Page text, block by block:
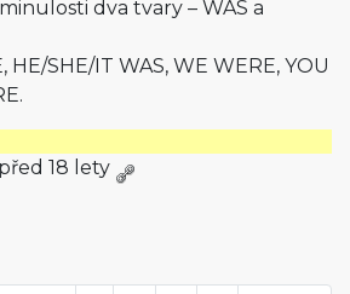
dva tvary – WAS a
HE/SHE/IT WAS, WE WERE, YOU
18 lety